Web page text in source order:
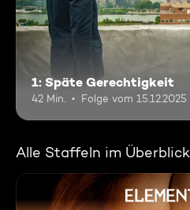
1: Späte Gerechtigkeit
42 Min. Folge vom 15.12.2025
Alle Staffeln im Überblick